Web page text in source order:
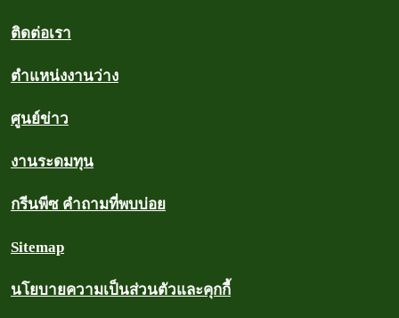
ติดต่อเรา
ตำแหน่งงานว่าง
ศูนย์ข่าว
งานระดมทุน
กรีนพีซ คำถามที่พบบ่อย
Sitemap
นโยบายความเป็นส่วนตัวและคุกกี้